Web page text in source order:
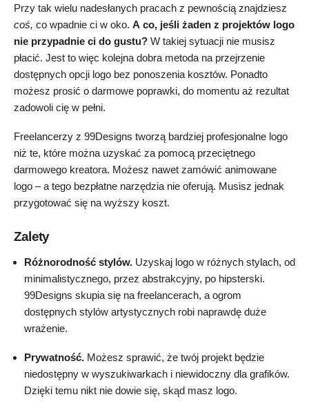
Przy tak wielu nadesłanych pracach z pewnością znajdziesz
coś, co wpadnie ci w oko. A co, jeśli żaden z projektów logo
nie przypadnie ci do gustu? W takiej sytuacji nie musisz
płacić. Jest to więc kolejna dobra metoda na przejrzenie
dostępnych opcji logo bez ponoszenia kosztów. Ponadto
możesz prosić o darmowe poprawki, do momentu aż rezultat
zadowoli cię w pełni.
Freelancerzy z 99Designs tworzą bardziej profesjonalne logo
niż te, które można uzyskać za pomocą przeciętnego
darmowego kreatora. Możesz nawet zamówić animowane
logo – a tego bezpłatne narzędzia nie oferują. Musisz jednak
przygotować się na wyższy koszt.
Zalety
Różnorodność stylów. Uzyskaj logo w różnych stylach, od
minimalistycznego, przez abstrakcyjny, po hipsterski.
99Designs skupia się na freelancerach, a ogrom
dostępnych stylów artystycznych robi naprawdę duże
wrażenie.
Prywatność. Możesz sprawić, że twój projekt będzie
niedostępny w wyszukiwarkach i niewidoczny dla grafików.
Dzięki temu nikt nie dowie się, skąd masz logo.